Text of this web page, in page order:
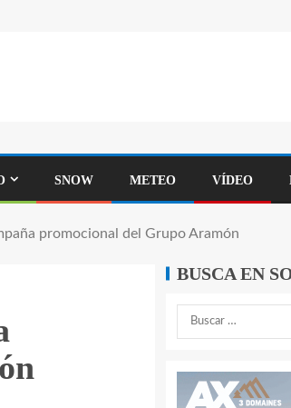
SNOW METEO VÍDEO
promocional del Grupo Aramón
BUSCA EN